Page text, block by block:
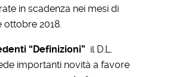
in scadenza nei mesi di
2018.
“Definizioni” il D.L.
importanti novità a favore